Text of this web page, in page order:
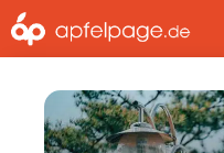
Zum
Inhalt